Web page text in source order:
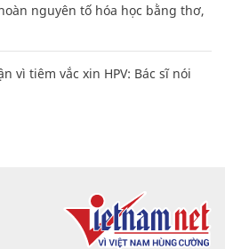
nguyên tố hóa học bằng thơ,
vì tiêm vắc xin HPV: Bác sĩ nói